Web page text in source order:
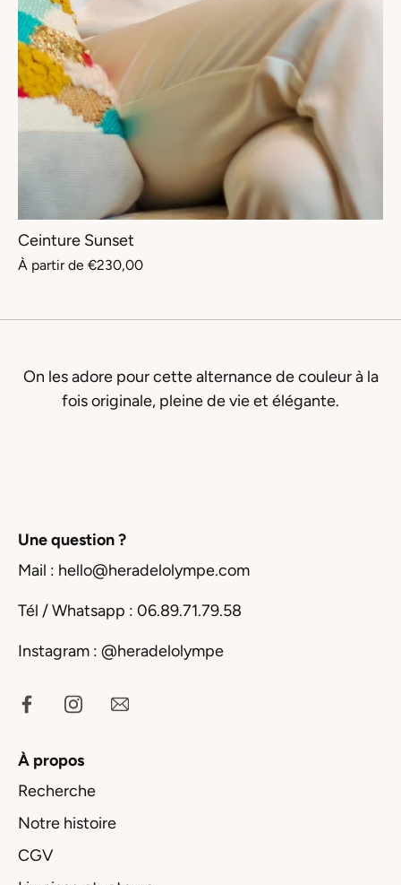
Ceinture Sunset
À partir de €230,00
On les adore pour cette alternance de couleur à la
fois originale, pleine de vie et élégante.
Une question ?
Mail : hello@heradelolympe.com
Tél / Whatsapp : 06.89.71.79.58
Instagram : @heradelolympe
À propos
Recherche
Notre histoire
CGV